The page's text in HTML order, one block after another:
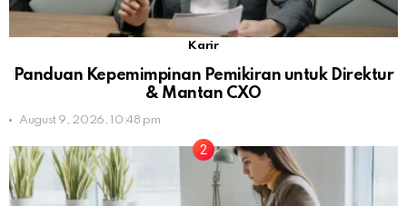
Karir
Panduan Kepemimpinan Pemikiran untuk Direktur
& Mantan CXO
August 9, 2026, 10:48 pm